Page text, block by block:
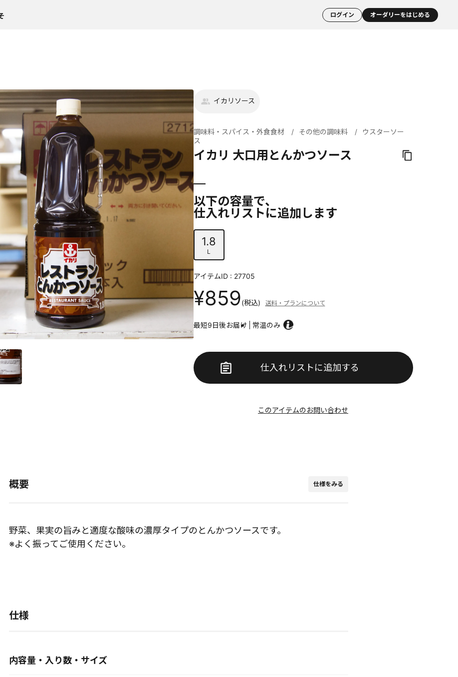
ログイン オーダリーをはじめる
イカリソース
調味料・スパイス・外食食材 その他の調味料
ウスターソー
ス
イカリ 大口用とんかつソース
以下の容量で、
仕入れリストに追加します
1.8
L
アイテムID : 27705
¥859(税込) 送料・プランについて
最短9日後お届け 常温のみ
仕入れリストに追加する
このアイテムのお問い合わせ
概要 仕様をみる
野菜、果実の旨みと適度な酸味の濃厚タイプのとんかつソースです。
※よく振ってご使用ください。
仕様
内容量・入り数・サイズ